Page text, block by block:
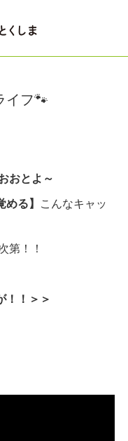
イフ🐾
おとよ～
る】 こんなキャッ
第！！
！！＞＞